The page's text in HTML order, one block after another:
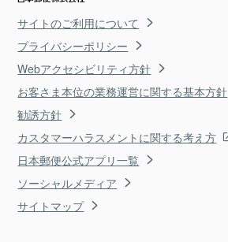
サイトのご利用について
プライバシーポリシー
Webアクセシビリティ方針
お客さま本位の業務運営に関する基本方針
勧誘方針
カスタマーハラスメントに関する考え方
日本郵便公式アプリ一覧
ソーシャルメディア
サイトマップ